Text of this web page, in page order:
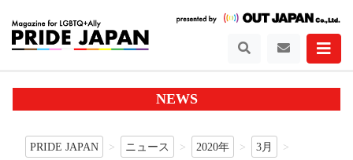
NEWS
PRIDE JAPAN ニュース 2020年
3月